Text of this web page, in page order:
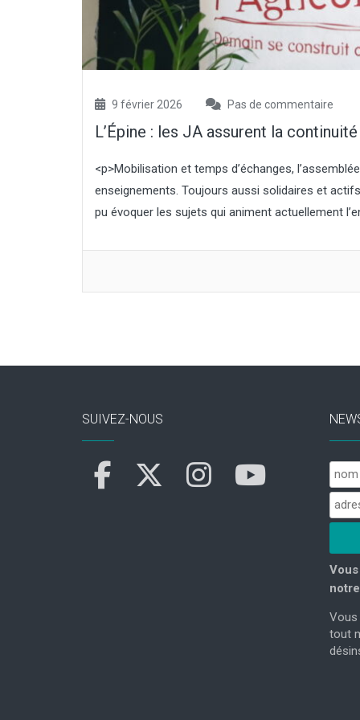
9 février 2026 Pas de commentaire
L’Épine : les JA assurent la continuité
<p>Mobilisation et temps d’échanges,
enseignements. Toujours aussi solidaires et
pu évoquer les sujets qui animent actuellement
exploitations », « prises en charge de
cotisations sociales » ou encore
« dispositifs de simplification et de
dérogation ». Le plan CASI
comprendra aussi « des mesures
production des exploitations les plus
« réuni l’ensemble des...
SUIVEZ-NOUS
Vous
tout